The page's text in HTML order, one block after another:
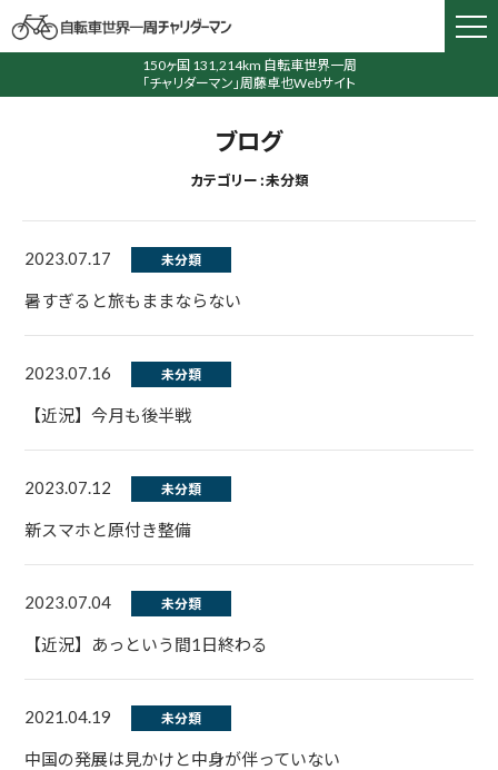
150ヶ国 131,214km 自転車世界一周
「チャリダーマン」周藤卓也Webサイト
ブログ
カテゴリー : 未分類
2023.07.17 未分類
暑すぎると旅もままならない
2023.07.16 未分類
【近況】今月も後半戦
2023.07.12 未分類
新スマホと原付き整備
2023.07.04 未分類
【近況】あっという間1日終わる
2021.04.19 未分類
中国の発展は見かけと中身が伴っていない